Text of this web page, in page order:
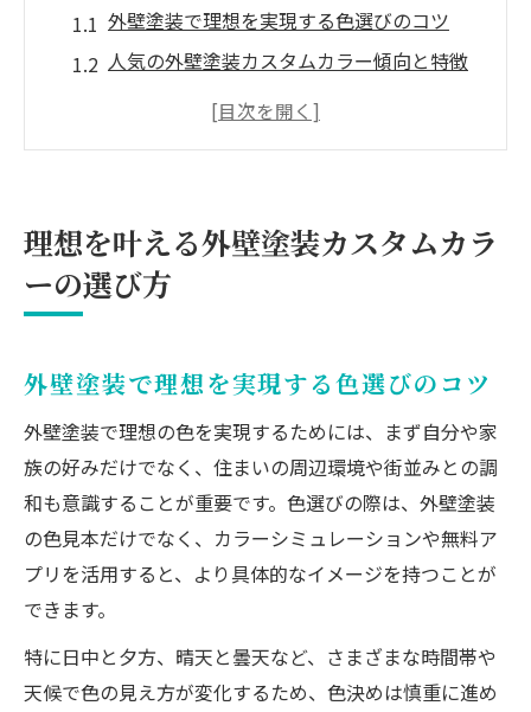
外壁塗装で理想を実現する色選びのコツ
人気の外壁塗装カスタムカラー傾向と特徴
外壁塗装色選びで後悔しない比較ポイント
失敗しないための外壁塗装色選び実践術
外壁塗装色選びでやめた方がいい色の特徴
外壁塗装の色失敗を防ぐ実践的なコツ
ト
無料アプリで外壁塗装シミュレーション体
験
外壁塗装色見本を正しく活用する方法
外壁塗装で人気色や高級感を出す配色のコツ
外壁塗装で一番人気な色の魅力と理由
外壁塗装で人気色と高級感を両立する方法
ツートン配色が生み出す外壁塗装の洗練感
理想を叶える外壁塗装カスタムカラ
ーの選び方
外壁塗装で理想を実現する色選びのコツ
外壁塗装で理想の色を実現するためには、まず自分や家
族の好みだけでなく、住まいの周辺環境や街並みとの調
和も意識することが重要です。色選びの際は、外壁塗装
の色見本だけでなく、カラーシミュレーションや無料ア
プリを活用すると、より具体的なイメージを持つことが
できます。
特に日中と夕方、晴天と曇天など、さまざまな時間帯や
天候で色の見え方が変化するため、色決めは慎重に進め